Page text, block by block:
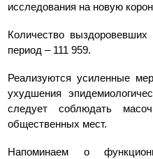
исследования на новую
Количество
период – 111 959.
Реализуются усиленные
ухудшения
следует соблюдать
общественных мест.
Напоминаем о